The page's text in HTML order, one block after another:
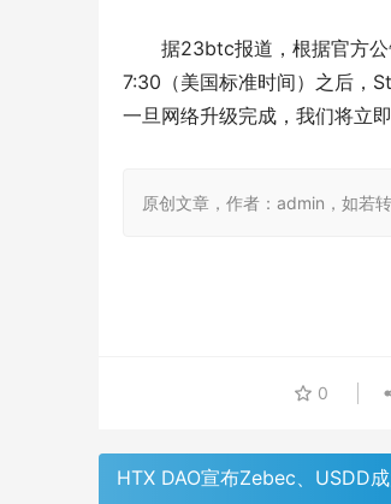
据23btc报道，根据官方
7:30（美国标准时间）之后，
一旦网络升级完成，我们将立
原创文章，作者：admin，如
0
HTX DAO宣布Zebec、USDD